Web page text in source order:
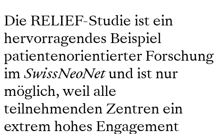
Die RELIEF-Studie ist ein
hervorragendes Beispiel
patientenorientierter Forschung
im SwissNeoNetund ist nur
möglich, weil alle
teilnehmenden Zentren ein
extrem hohes Engagement